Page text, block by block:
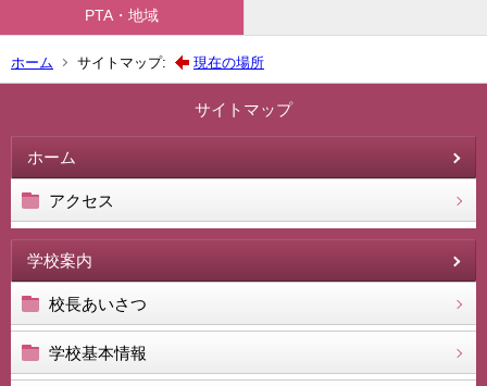
PTA・地域
ホーム サイトマップ: 現在の場所
サイトマップ
ホーム
アクセス
学校案内
校長あいさつ
学校基本情報